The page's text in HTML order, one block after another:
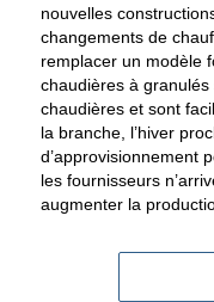
nouvelles
changements de
remplacer un modèle
chaudières à
chaudières et sont
la branche, l’hiver
d’approvisionnement
les fournisseurs
augmenter la